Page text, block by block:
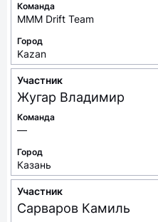
Команда
MMM Drift Team
Город
Kazan
Участник
Жугар Владимир
Команда
—
Город
Казань
Участник
Сарваров Камиль